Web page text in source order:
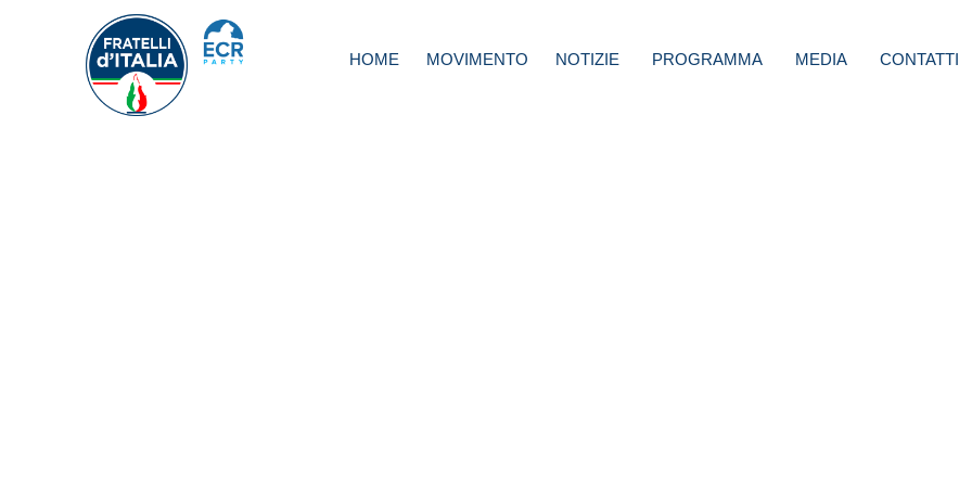
HOME MOVIMENTO NOTIZIE PROGRAMMA MEDIA CONTATTI